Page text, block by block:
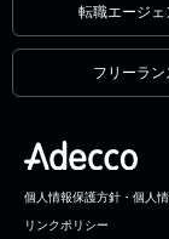
転職エージェ
フリーラン
個人情報保護方針・個人
リンクポリシー